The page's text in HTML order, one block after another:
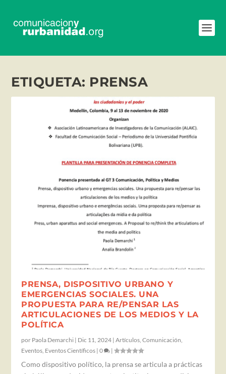
ETIQUETA: PRENSA
PRENSA, DISPOSITIVO URBANO Y
EMERGENCIAS SOCIALES. UNA
PROPUESTA PARA RE/PENSAR LAS
ARTICULACIONES DE LOS MEDIOS Y LA
POLÍTICA
por Paola Demarchi | Dic 11, 2024 |Artículos,Comunicación,
Eventos, Eventos Científicos |0 |
Como dispositivo político, la prensa se articula a prácticas